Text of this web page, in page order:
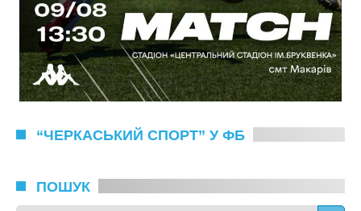
“ЧЕРКАСЬКИЙ СПОРТ” У ФБ
ПОШУК